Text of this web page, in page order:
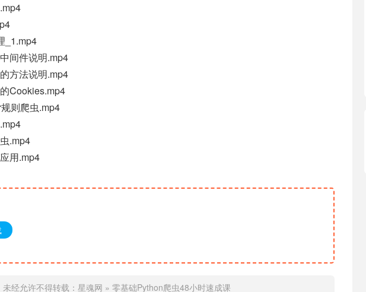
_1.mp4
间件说明.mp4
方法说明.mp4
Cookies.mp4
则爬虫.mp4
.mp4
用.mp4
未经允许不得转载： 星魂网 » 零基础Python爬虫48小时速成课